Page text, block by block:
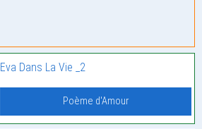
Eva Dans La Vie _2
Poème d'Amour